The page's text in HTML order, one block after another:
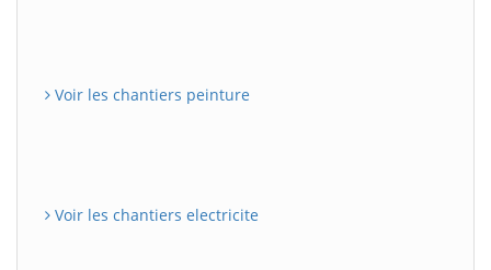
Voir les chantiers peinture
Voir les chantiers electricite